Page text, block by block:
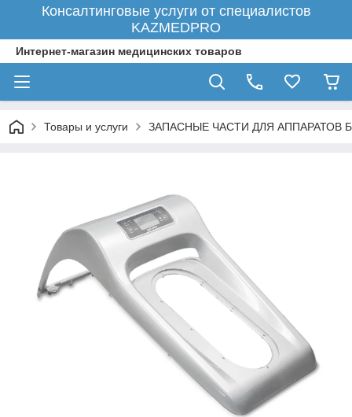
Консалтинговые услуги от специалистов
KAZMEDPRO
Интернет-магазин медицинских товаров
Товары и услуги ЗАПАСНЫЕ ЧАСТИ ДЛЯ АППАРАТОВ